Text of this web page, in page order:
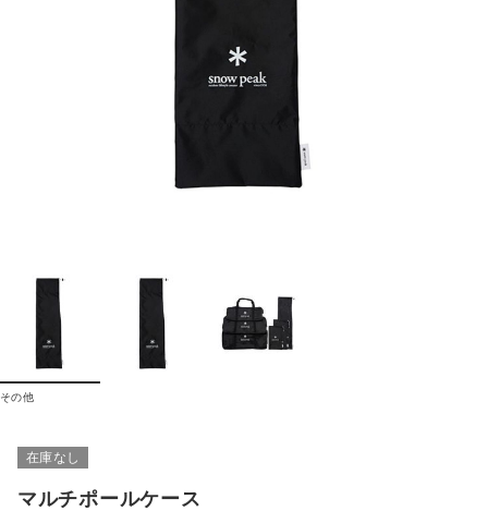
その他
在庫なし
マルチポールケース